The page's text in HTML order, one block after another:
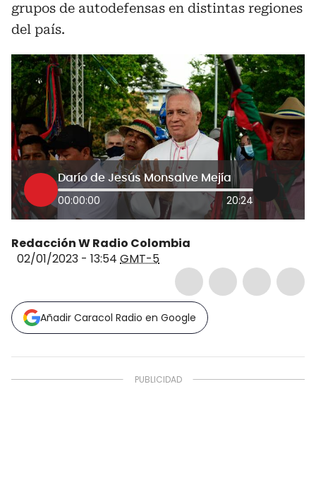
grupos de autodefensas en distintas regiones
del país.
Darío de Jesús Monsalve Mejía
00:00:00 20:24
Redacción W Radio Colombia
02/01/2023 - 13:54 GMT-5
Añadir Caracol Radio en Google